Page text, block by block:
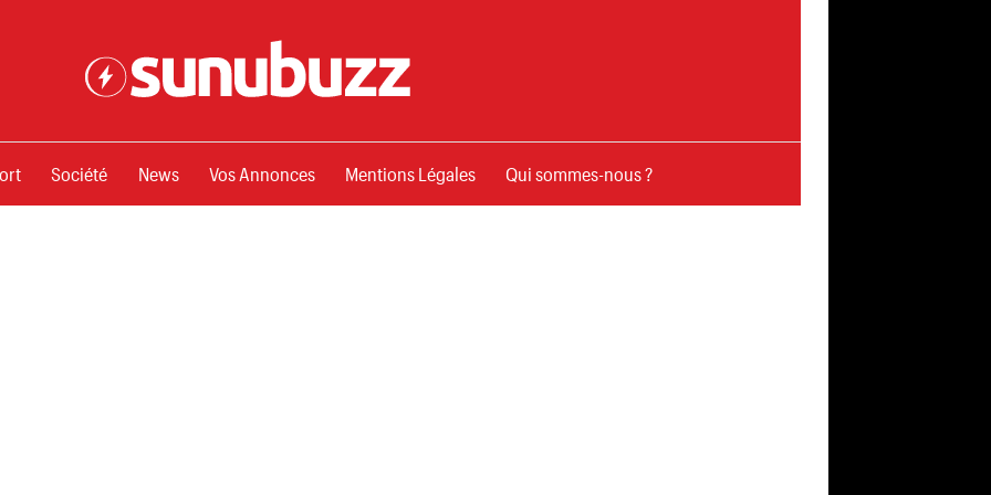
Société News Vos Annonces Mentions Légales Qui sommes-nous ?